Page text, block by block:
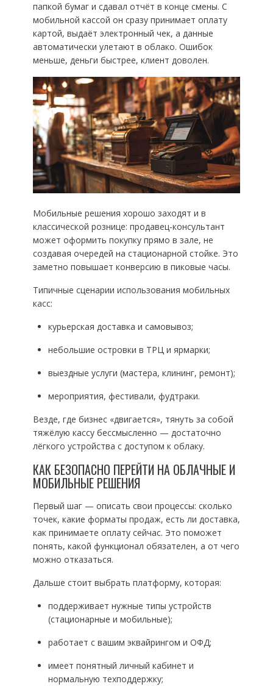
папкой бумаг и сдавал отчёт в конце смены. С
мобильной кассой он сразу принимает оплату
картой, выдаёт электронный чек, а данные
автоматически улетают в облако. Ошибок
меньше, деньги быстрее, клиент доволен.
Мобильные решения хорошо заходят и в
классической рознице: продавец-консультант
может оформить покупку прямо в зале, не
создавая очередей на стационарной стойке. Это
заметно повышает конверсию в пиковые часы.
Типичные сценарии использования мобильных
касс:
курьерская доставка и самовывоз;
небольшие островки в ТРЦ и ярмарки;
выездные услуги (мастера, клининг, ремонт);
мероприятия, фестивали, фудтраки.
Везде, где бизнес «двигается», тянуть за собой
тяжёлую кассу бессмысленно — достаточно
лёгкого устройства с доступом к облаку.
КАК БЕЗОПАСНО ПЕРЕЙТИ НА ОБЛАЧНЫЕ И
МОБИЛЬНЫЕ РЕШЕНИЯ
Первый шаг — описать свои процессы: сколько
точек, какие форматы продаж, есть ли доставка,
как принимаете оплату сейчас. Это поможет
понять, какой функционал обязателен, а от чего
можно отказаться.
Дальше стоит выбрать платформу, которая:
поддерживает нужные типы устройств
(стационарные и мобильные);
работает с вашим эквайрингом и ОФД;
имеет понятный личный кабинет и
нормальную техподдержку;